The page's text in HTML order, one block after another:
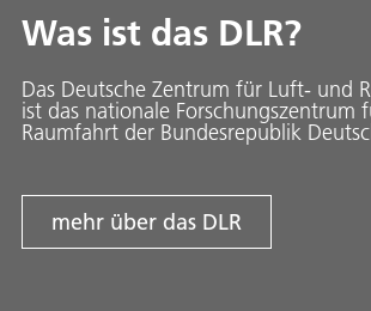
Was ist das DLR?
Das Deutsche Zentrum für Luft- und
ist das nationale Forschungszentrum
Raumfahrt der Bundesrepublik
mehr über das DLR